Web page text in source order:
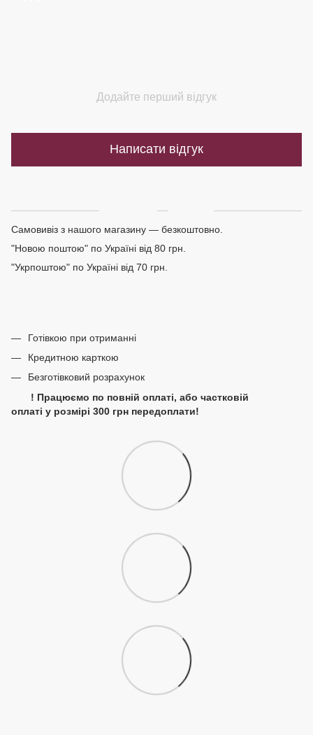
Додайте перший відгук
Написати відгук
Самовивіз з нашого магазину — безкоштовно.
"Новою поштою" по Україні від 80 грн.
"Укрпоштою" по Україні від 70 грн.
Готівкою при отриманні
Кредитною карткою
Безготівковий розрахунок
! Працюємо по повній оплаті, або частковій
оплаті у розмірі 300 грн передоплати!